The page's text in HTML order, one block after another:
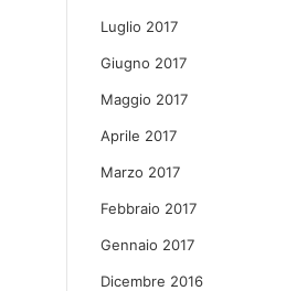
Luglio 2017
Giugno 2017
Maggio 2017
Aprile 2017
Marzo 2017
Febbraio 2017
Gennaio 2017
Dicembre 2016